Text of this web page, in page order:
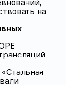
на